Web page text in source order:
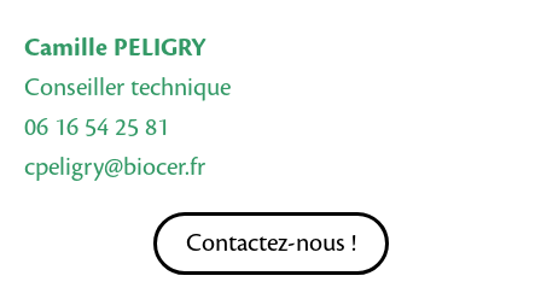
Camille PELIGRY
Conseiller technique
06 16 54 25 81
cpeligry@biocer.fr
Contactez-nous !